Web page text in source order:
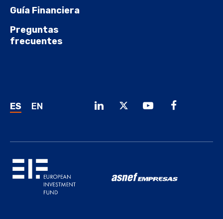
Guía Financiera
Preguntas
frecuentes
ES EN